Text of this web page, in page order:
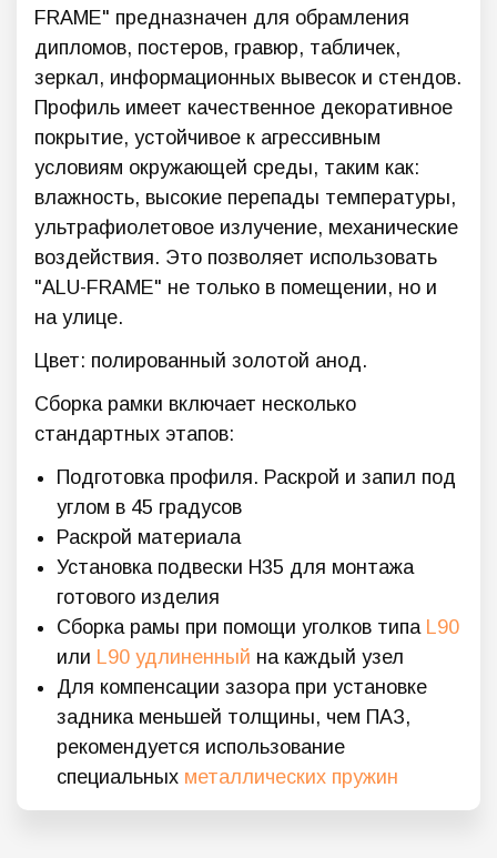
FRAME" предназначен для обрамления
дипломов, постеров, гравюр, табличек,
зеркал, информационных вывесок и стендов.
Профиль имеет качественное декоративное
покрытие, устойчивое к агрессивным
условиям окружающей среды, таким как:
влажность, высокие перепады температуры,
ультрафиолетовое излучение, механические
воздействия. Это позволяет использовать
"ALU-FRAME" не только в помещении, но и
на улице.
Цвет: полированный золотой анод.
Сборка рамки включает несколько
стандартных этапов:
Подготовка профиля. Раскрой и запил под
углом в 45 градусов
Раскрой материала
Установка подвески Н35 для монтажа
готового изделия
Сборка рамы при помощи уголков типа L90
или L90 удлиненный на каждый узел
Для компенсации зазора при установке
задника меньшей толщины, чем ПАЗ,
рекомендуется использование
специальных металлических пружин